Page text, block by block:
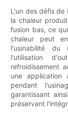
L'un des défis de
la chaleur
fusion bas, ce
chaleur peut
l'usinabilité du
l'utilisation
refroidissement
une application
pendant
garantissant
préservant